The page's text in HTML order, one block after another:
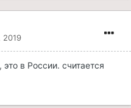
2019
в России. считается